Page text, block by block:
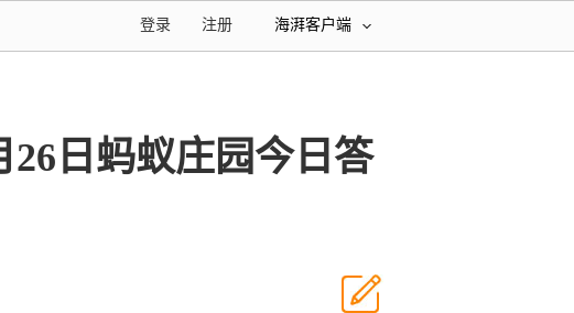
海湃客户端
注册
登录
日蚂蚁庄园今日答